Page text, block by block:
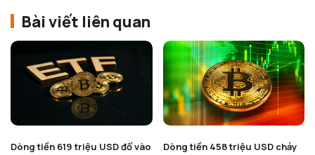
Bài viết liên quan
triệu USD đổ vào
Dòng tiền 458 triệu USD chảy
Dòng tiền 1 tỷ